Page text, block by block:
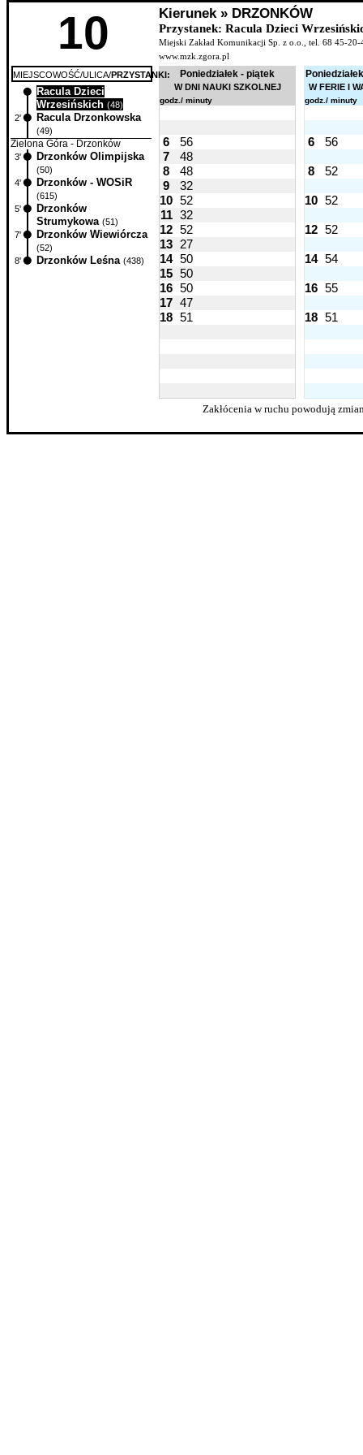
10 Kierunek » DRZONKÓW
Przystanek: Racula Dzieci
Miejski Zakład Komunikacji Sp. z o.o., tel. 68 45-20-
www.mzk.zgora.pl
MIEJSCOWOŚĆ/ULICA/PRZYSTANKI:
Racula Dzieci
Wrzesińskich (48)
2'
Racula Drzonkowska
(49)
Zielona Góra - Drzonków
3' Drzonków Olimpijska
(50)
4'
Drzonków - WOSiR
(615)
5'
Drzonków
Strumykowa (51)
7'
Drzonków Wiewiórcza
(52)
8'
Drzonków Leśna (438)
Poniedziałek - piątek
W DNI NAUKI SZKOLNEJ W FERIE I
godz./ minuty godz./ minuty
6 56 6
56
7
48
8
48 8
52
9
32
10 52 10 52
11 32
12 52 12 52
13 27
14 50 14 54
15 50
16 50 16 55
17 47
18 51 18 51
Zakłócenia w ruchu powodują